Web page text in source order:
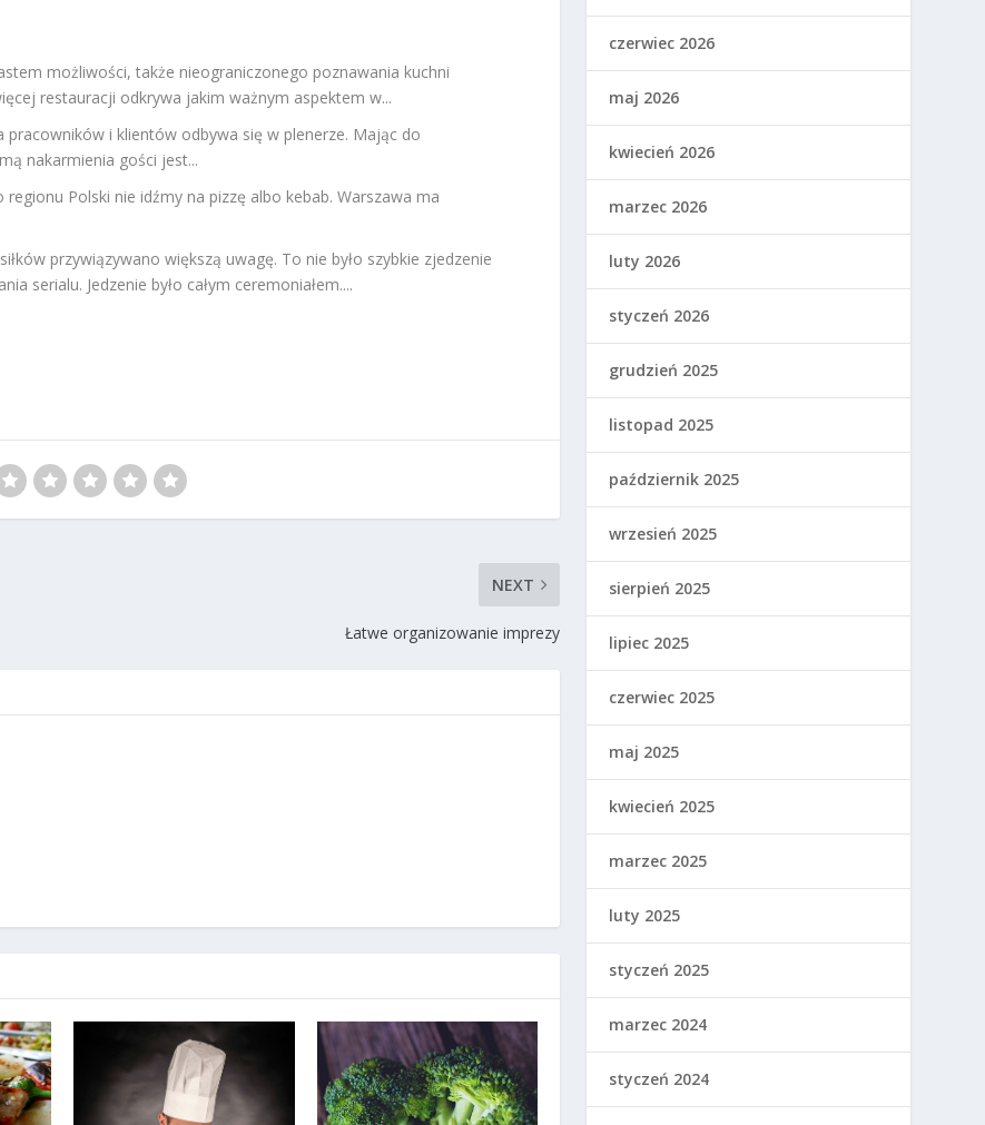
możliwości, także nieograniczonego poznawania kuchni
restauracji odkrywa jakim ważnym aspektem w...
pracowników i klientów odbywa się w plenerze. Mając do
nakarmienia gości jest...
regionu Polski nie idźmy na pizzę albo kebab. Warszawa ma
przywiązywano większą uwagę. To nie było szybkie zjedzenie
serialu. Jedzenie było całym ceremoniałem....
NEXT
Łatwe organizowanie imprezy
czerwiec 2026
maj 2026
kwiecień 2026
marzec 2026
luty 2026
styczeń 2026
grudzień 2025
listopad 2025
październik 2025
wrzesień 2025
sierpień 2025
lipiec 2025
czerwiec 2025
maj 2025
kwiecień 2025
marzec 2025
luty 2025
styczeń 2025
marzec 2024
styczeń 2024